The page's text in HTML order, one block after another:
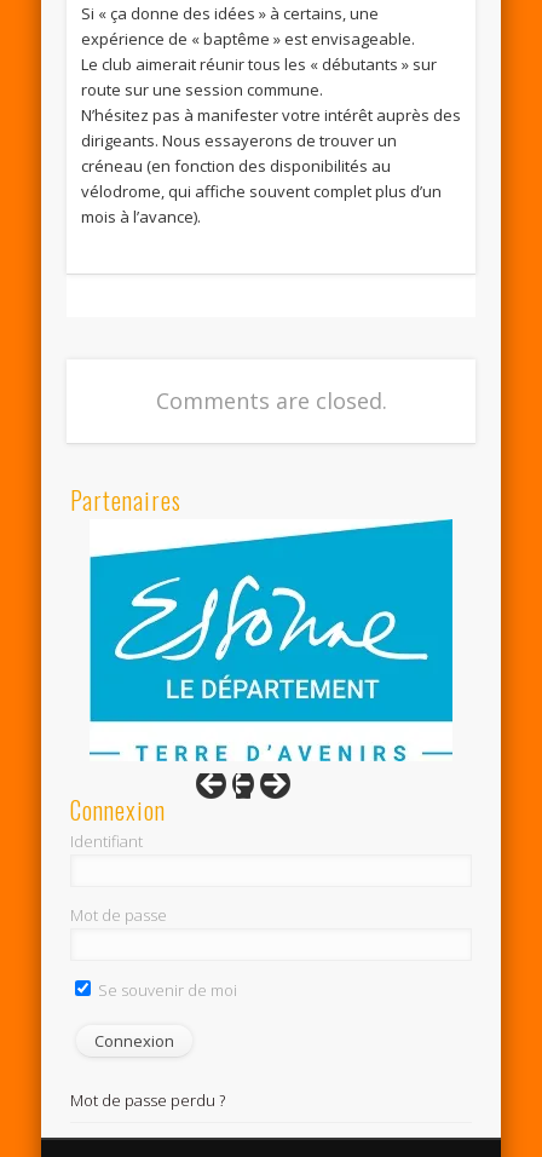
Si « ça donne des idées » à certains, une
expérience de « baptême » est envisageable.
Le club aimerait réunir tous les « débutants » sur
route sur une session commune.
N’hésitez pas à manifester votre intérêt auprès des
dirigeants. Nous essayerons de trouver un
créneau (en fonction des disponibilités au
vélodrome, qui affiche souvent complet plus d’un
mois à l’avance).
Comments are closed.
Partenaires
Connexion
Identifiant
Mot de passe
Se souvenir de moi
Mot de passe perdu ?